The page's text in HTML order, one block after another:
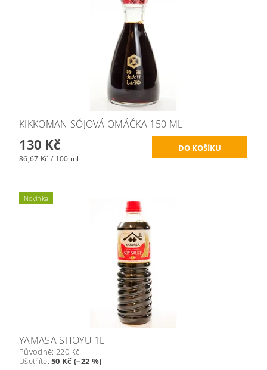
KIKKOMAN SÓJOVÁ OMÁČKA 150 ML
130 Kč
86,67 Kč / 100 ml
Novinka
YAMASA SHOYU 1L
Původně: 220 Kč
Ušetříte:50 Kč (–22 %)